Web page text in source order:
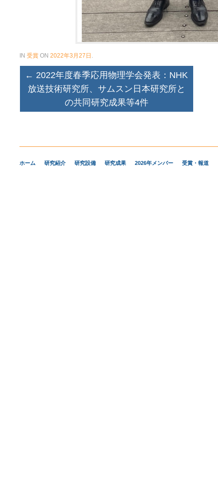
IN 受賞 ON 2022年3月27日
← 2022年度春季応用物理学会発表：NHK
放送技術研究所、サムスン日本研究所と
の共同研究成果等4件
ホーム 研究紹介 研究設備 研究成果 2026年メンバー 受賞・報道